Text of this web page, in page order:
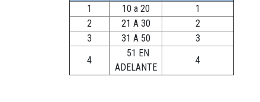
1
10 a 20
1
2
21 A 30
2
3
31 A 50
3
4
51 EN
ADELANTE
4